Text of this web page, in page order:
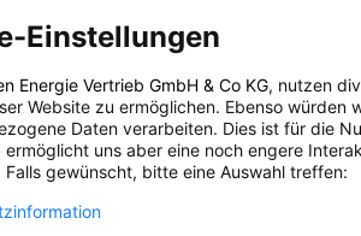
mit einer Druckfestigkeit von mehr als
Beton und die Tragfähigkeit
beruht auf einer
ersetzt damit herkömmliche Stahl- oder
leichter und passt sich ihrer
einen geringeren Wellenwiderstand
Durch die Unterbringung von zwei
die Kosten pro Kilowatt erheblich
Einstellungen
Energie Vertrieb GmbH & Co KG, nutzen
Website zu ermöglichen. Ebenso würden
Daten verarbeiten. Dies ist für die
ermöglicht uns aber eine noch engere
Falls gewünscht, bitte eine Auswahl treffen: